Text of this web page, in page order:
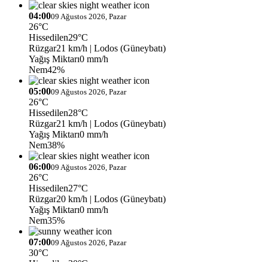
04:0009 Ağustos 2026, Pazar
26°C
Hissedilen29°C
Rüzgar21 km/h | Lodos (Güneybatı)
Yağış Miktarı0 mm/h
Nem42%
05:0009 Ağustos 2026, Pazar
26°C
Hissedilen28°C
Rüzgar21 km/h | Lodos (Güneybatı)
Yağış Miktarı0 mm/h
Nem38%
06:0009 Ağustos 2026, Pazar
26°C
Hissedilen27°C
Rüzgar20 km/h | Lodos (Güneybatı)
Yağış Miktarı0 mm/h
Nem35%
07:0009 Ağustos 2026, Pazar
30°C